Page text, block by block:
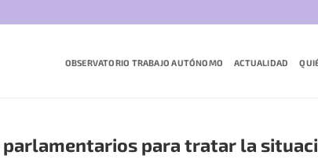
OBSERVATORIO TRABAJO AUTÓNOMO ACTUALIDAD
parlamentarios para tratar la